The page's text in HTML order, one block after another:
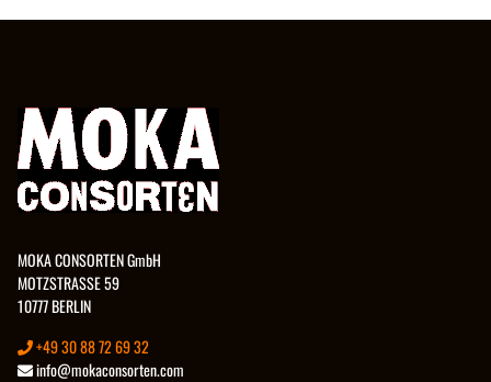
MOKA CONSORTEN GmbH
MOTZSTRASSE 59
10777 BERLIN
+49 30 88 72 69 32
info@mokaconsorten.com